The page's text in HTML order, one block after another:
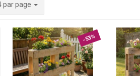
par page
-53%